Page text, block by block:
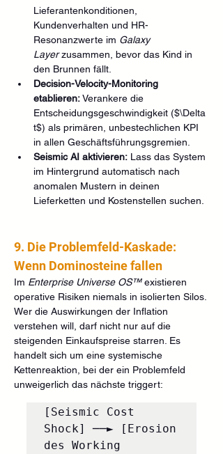
Lieferantenkonditionen,
Kundenverhalten und HR-
Resonanzwerte im Galaxy
Layer zusammen, bevor das Kind in
den Brunnen fällt.
Decision-Velocity-Monitoring
etablieren: Verankere die
Entscheidungsgeschwindigkeit ($\Delta
t$) als primären, unbestechlichen KPI
in allen Geschäftsführungsgremien.
Seismic AI aktivieren: Lass das System
im Hintergrund automatisch nach
anomalen Mustern in deinen
Lieferketten und Kostenstellen suchen.
9. Die Problemfeld-Kaskade:
Wenn Dominosteine fallen
Im Enterprise Universe OS™ existieren
operative Risiken niemals in isolierten Silos.
Wer die Auswirkungen der Inflation
verstehen will, darf nicht nur auf die
steigenden Einkaufspreise starren. Es
handelt sich um eine systemische
Kettenreaktion, bei der ein Problemfeld
unweigerlich das nächste triggert:
[Seismic Cost
Shock] ──► [Erosion
des Working